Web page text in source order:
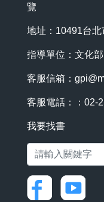
覽
地址：10491台
指導單位：文化部
客服信箱：
客服電話：：02-
我要找書